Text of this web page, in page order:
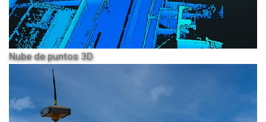
Nube de puntos 3D